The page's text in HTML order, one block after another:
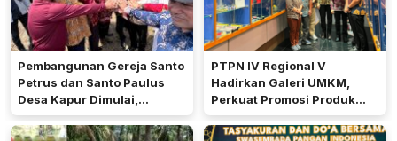
Pembangunan Gereja Santo
Petrus dan Santo Paulus
Desa Kapur Dimulai,
Pemkab Kubu Raya Siapkan
Akses Jalan
PTPN IV Regional V
Hadirkan Galeri UMKM,
Perkuat Promosi Produk
Mitra Binaan Melalui Inovasi
Digital